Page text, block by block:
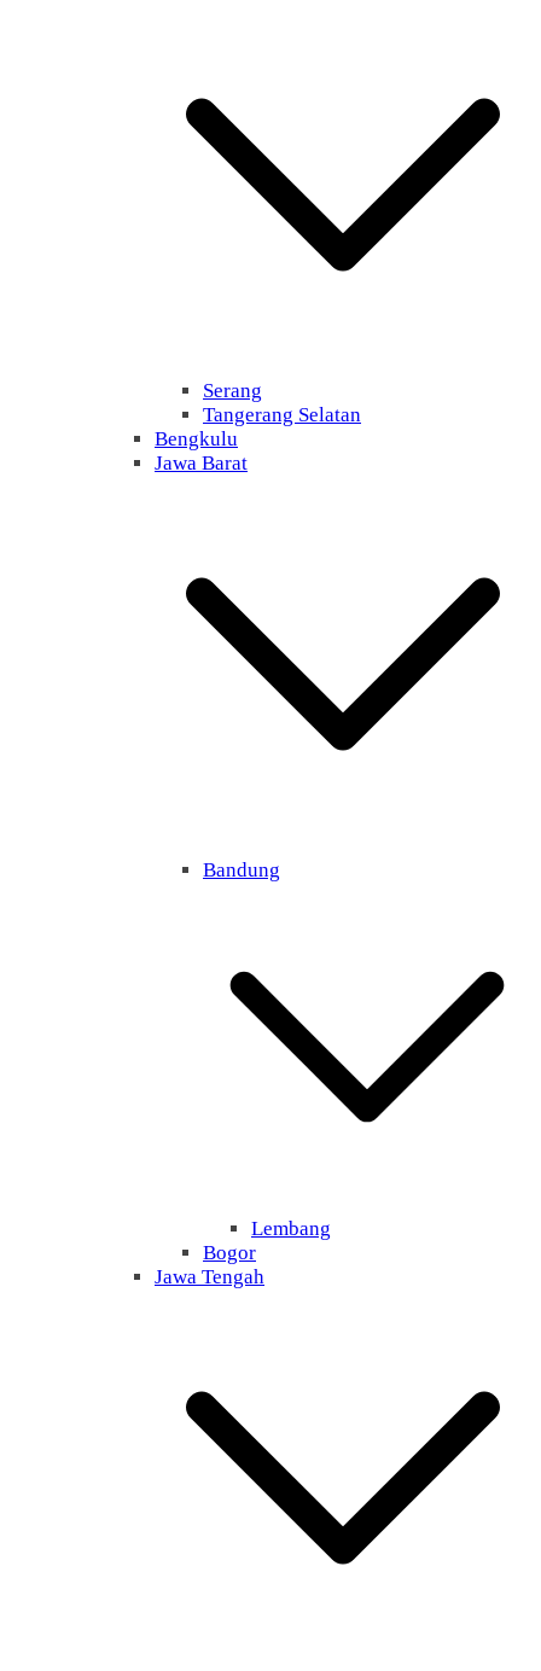
Serang
Tangerang Selatan
Bengkulu
Jawa Barat
Bandung
Lembang
Bogor
Jawa Tengah